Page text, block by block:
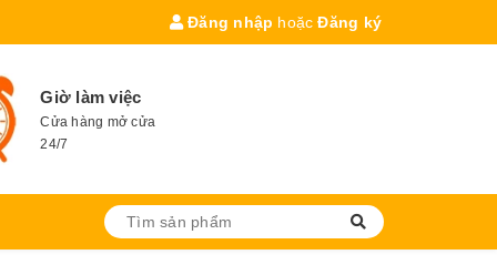
Đăng nhập hoặc Đăng ký
Giờ làm việc
Cửa hàng mở cửa
24/7